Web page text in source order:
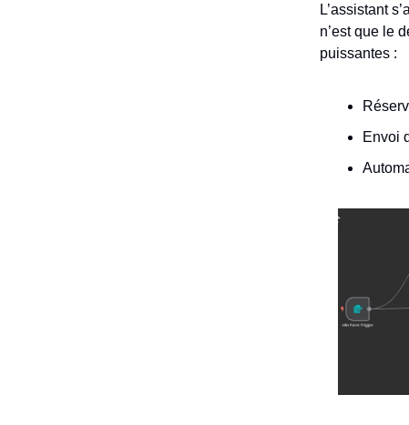
L’assistant
n’est que le
puissantes :
Envoi